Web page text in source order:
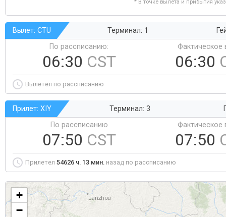
* В точке вылета и прибытия
Вылет: CTU Терминал: 1
По рассписанию:
06:30 CST
Фактическое
06:30
Вылетел по рассписанию
Прилет: XIY Терминал: 3
По рассписанию
07:50 CST
Фактическое
07:50
Прилетел 54626 ч. 13 мин. назад по рассписанию
+
−